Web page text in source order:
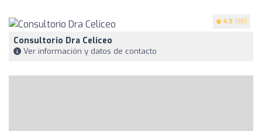
4.9 (88)
Consultorio Dra Celiceo
Ver información y datos de contacto